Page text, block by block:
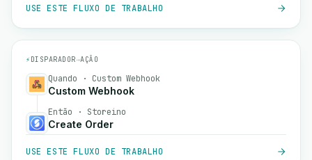
USE ESTE FLUXO DE TRABALHO
⚡ DISPARADOR→AÇÃO
Quando · Custom Webhook
Custom Webhook
Então · Storeino
Create Order
USE ESTE FLUXO DE TRABALHO